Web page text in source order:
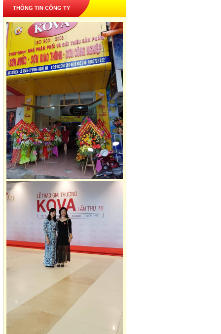
THÔNG TIN CÔNG TY